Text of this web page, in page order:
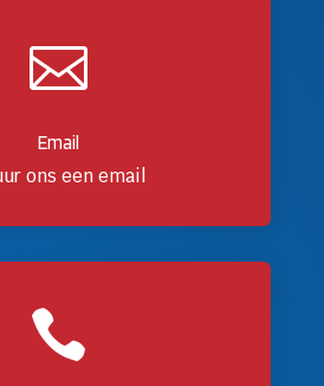

Email
ons een email
